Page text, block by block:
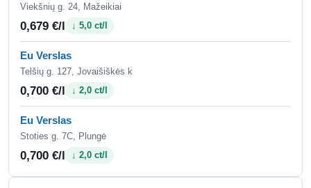
Viekšnių g. 24, Mažeikiai
0,679 €/l ↓ 5,0 ct/l
Eu Verslas
Telšių g. 127, Jovaišiškės k
0,700 €/l ↓ 2,0 ct/l
Eu Verslas
Stoties g. 7C, Plungė
0,700 €/l ↓ 2,0 ct/l